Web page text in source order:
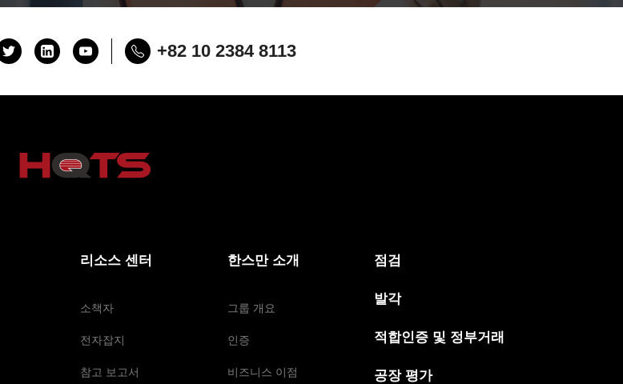
+82 10 2384 8113
리소스 센터
소책자
전자잡지
참고 보고서
한스만 소개
그룹 개요
인증
비즈니스 이점
점검
발각
적합인증 및 정부거래
공장 평가